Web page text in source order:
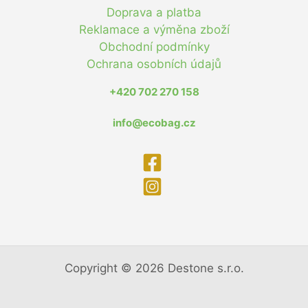
Doprava a platba
Reklamace a výměna zboží
Obchodní podmínky
Ochrana osobních údajů
+420 702 270 158
info@ecobag.cz
Copyright © 2026 Destone s.r.o.